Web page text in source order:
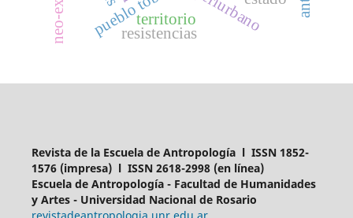
territorio
resistencias
Revista de la Escuela de Antropología l ISSN 1852-
1576 (impresa) l ISSN 2618-2998 (en línea)
Escuela de Antropología - Facultad de Humanidades
y Artes - Universidad Nacional de Rosario